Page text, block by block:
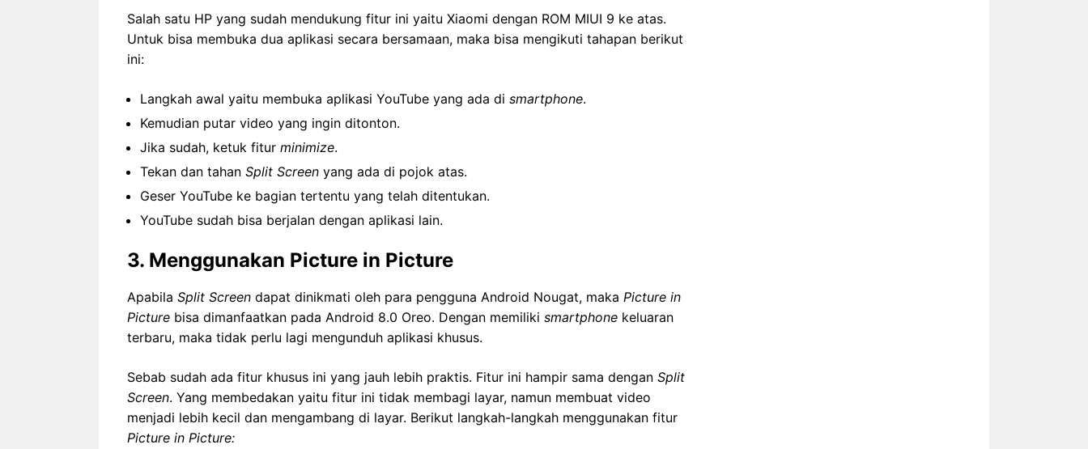
Salah satu HP yang sudah mendukung fitur ini yaitu Xiaomi dengan ROM MIUI 9 ke atas.
Untuk bisa membuka dua aplikasi secara bersamaan, maka bisa mengikuti tahapan berikut
ini:
Langkah awal yaitu membuka aplikasi YouTube yang ada di smartphone.
Kemudian putar video yang ingin ditonton.
Jika sudah, ketuk fitur minimize.
Tekan dan tahan Split Screen yang ada di pojok atas.
Geser YouTube ke bagian tertentu yang telah ditentukan.
YouTube sudah bisa berjalan dengan aplikasi lain.
3. Menggunakan Picture in Picture
Apabila Split Screen dapat dinikmati oleh para pengguna Android Nougat, maka Picture in
Picture bisa dimanfaatkan pada Android 8.0 Oreo. Dengan memiliki smartphone keluaran
terbaru, maka tidak perlu lagi mengunduh aplikasi khusus.
Sebab sudah ada fitur khusus ini yang jauh lebih praktis. Fitur ini hampir sama dengan Split
Screen. Yang membedakan yaitu fitur ini tidak membagi layar, namun membuat video
menjadi lebih kecil dan mengambang di layar. Berikut langkah-langkah menggunakan fitur
Picture in Picture: